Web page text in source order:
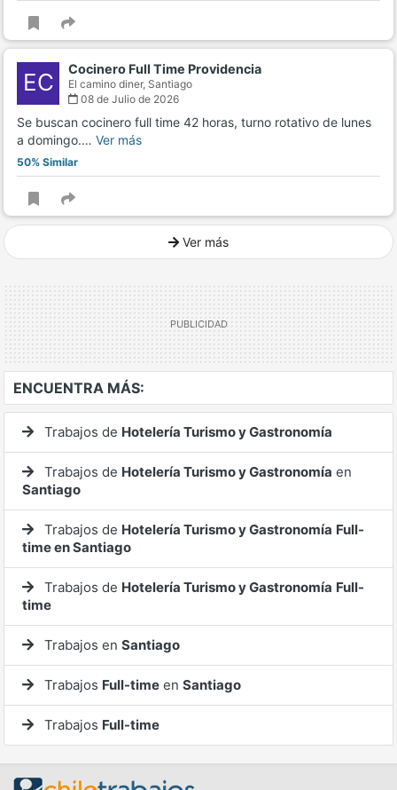
EC Cocinero Full Time Providencia
El camino diner, Santiago
08 de Julio de 2026
Se buscan cocinero full time 42 horas, turno rotativo de lunes
a domingo.… Ver más
50% Similar
Ver más
ENCUENTRA MÁS:
Trabajos de Hotelería Turismo y Gastronomía
Trabajos de Hotelería Turismo y Gastronomía en
Santiago
Trabajos de Hotelería Turismo y Gastronomía Full-
time en Santiago
Trabajos de Hotelería Turismo y Gastronomía Full-
time
Trabajos en Santiago
Trabajos Full-time en Santiago
Trabajos Full-time